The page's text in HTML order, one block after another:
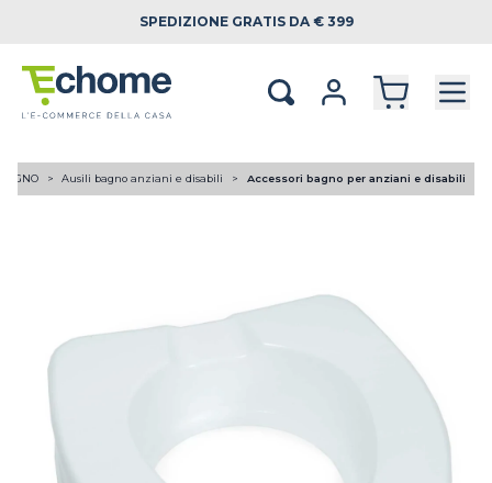
SPEDIZIONE GRATIS DA € 399
Ausili bagno anziani e disabili Accessori bagno per anziani e disabili